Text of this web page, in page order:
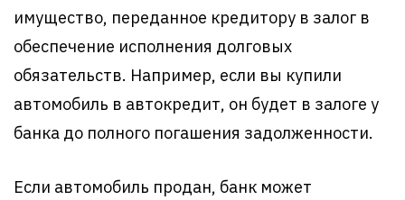
имущество, переданное кредитору в залог в
обеспечение исполнения долговых
обязательств. Например, если вы купили
автомобиль в автокредит, он будет в залоге у
банка до полного погашения задолженности.
Если автомобиль продан, банк может